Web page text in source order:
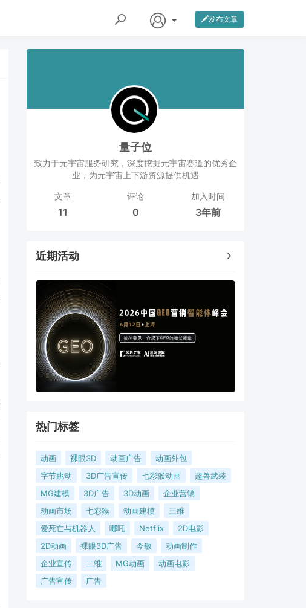
发布文章
量子位
致力于元宇宙服务研究，深度挖掘元宇宙赛道的优秀企
业，为元宇宙上下游资源提供机遇
文章
11
评论
0
加入时间
3年前
近期活动
热门标签
动画 裸眼3D 动画广告
动画外包
字节跳动
3D广告宣传 七彩猴动画
超兽武装
MG建模
3D广告 3D动画
企业营销
动画市场
七彩猴 动画建模
三维
爱死亡与机器人
哪吒 Netflix
2D电影
2D动画
裸眼3D广告 今敏
动画制作
企业宣传
二维 MG动画
动画电影
广告宣传
广告